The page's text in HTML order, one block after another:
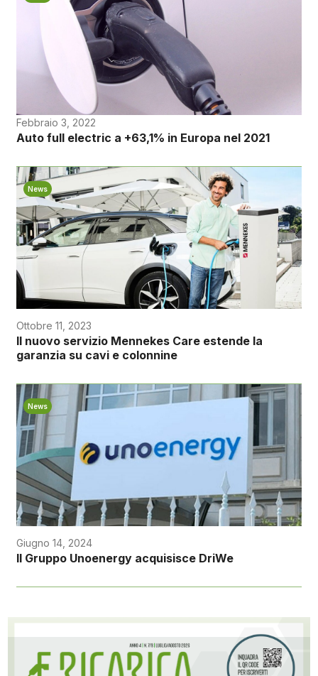
Febbraio 3, 2022
Auto full electric a +63,1% in Europa nel 2021
News
Ottobre 11, 2023
Il nuovo servizio Mennekes Care estende la
garanzia su cavi e colonnine
News
Giugno 14, 2024
Il Gruppo Unoenergy acquisisce DriWe